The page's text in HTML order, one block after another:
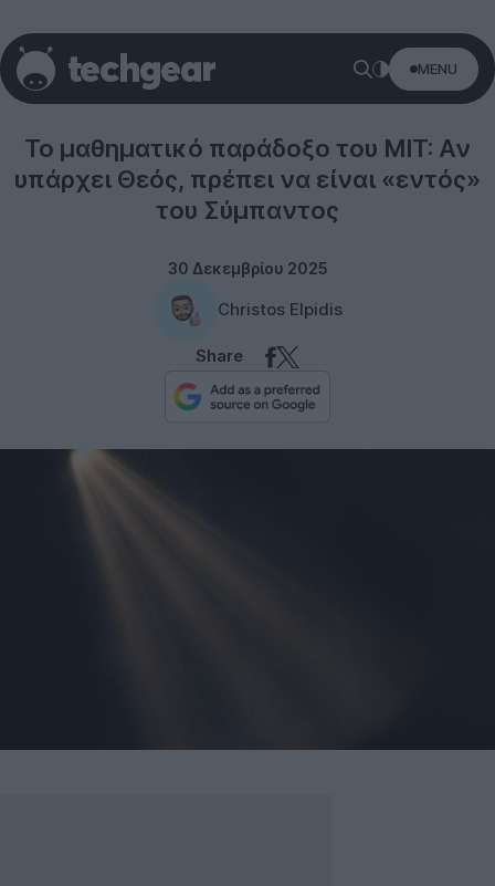
MENU
Το μαθηματικό παράδοξο του MIT: Αν
υπάρχει Θεός, πρέπει να είναι «εντός»
του Σύμπαντος
30 Δεκεμβρίου 2025
Christos Elpidis
Share